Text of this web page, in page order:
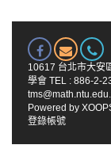
10617 台北市大
學會 TEL : 886-2-
Powered by
登錄帳號